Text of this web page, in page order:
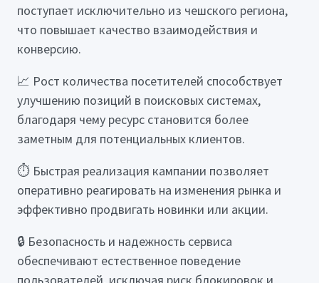
поступает исключительно из чешского региона,
что повышает качество взаимодействия и
конверсию.
📈 Рост количества посетителей способствует
улучшению позиций в поисковых системах,
благодаря чему ресурс становится более
заметным для потенциальных клиентов.
⏱️ Быстрая реализация кампании позволяет
оперативно реагировать на изменения рынка и
эффективно продвигать новинки или акции.
🔒 Безопасность и надежность сервиса
обеспечивают естественное поведение
пользователей, исключая риск блокировок и